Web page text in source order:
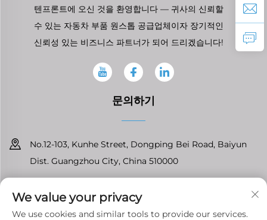
텐프론트에 오신 것을 환영합니다 — 귀사의 신뢰할
수 있는 자동차 부품 원스톱 공급업체이자 장기적인
신뢰성 있는 비즈니스 파트너가 되어 드리겠습니다!
문의하기
No.12-103, Kunhe Street, Dongping Bei Road, Baiyun
Dist. Guangzhou City, China 510000
[email protected]
We value your privacy
We use cookies and similar tools to provide our services.